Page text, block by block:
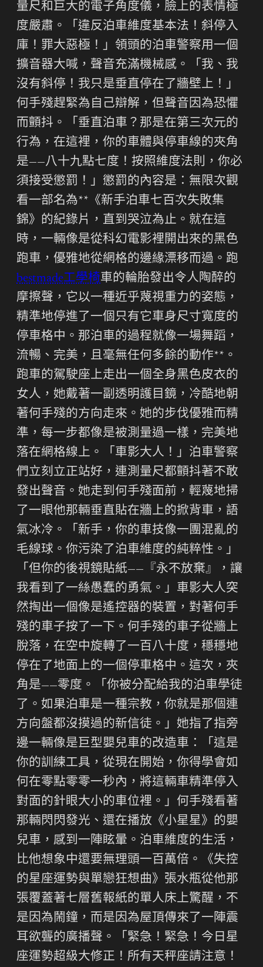
量尺和巨大的電子角度儀，臉上的表情極
度嚴肅。「違反泊車維度基本法！斜停入
庫！罪大惡極！」領頭的泊車警察用一個
擴音器大喊，聲音充滿機械感。「我、我
沒有斜停！我只是垂直停在了牆壁上！」
何手殘趕緊為自己辯解，但聲音因為恐懼
而顫抖。「垂直泊車？那是在第三次元的
行為，在這裡，你的車體與停車線的夾角
是——八十九點七度！按照維度法則，你必
須接受懲罰！」懲罰的內容是：無限次觀
看一部名為**《新手泊車七百次失敗集
錦》的紀錄片，直到哭泣為止。就在這
時，一輛像是從科幻電影裡開出來的黑色
跑車，優雅地從網格的邊緣漂移而過。跑
bestmade工學椅車的輪胎發出令人陶醉的
摩擦聲，它以一種近乎蔑視重力的姿態，
精準地停進了一個只有它車身尺寸寬度的
停車格中。那泊車的過程就像一場舞蹈，
流暢、完美，且毫無任何多餘的動作**。
跑車的駕駛座上走出一個全身黑色皮衣的
女人，她戴著一副透明護目鏡，冷酷地朝
著何手殘的方向走來。她的步伐優雅而精
準，每一步都像是被測量過一樣，完美地
落在網格線上。「車影大人！」泊車警察
們立刻立正站好，連測量尺都顫抖著不敢
發出聲音。她走到何手殘面前，輕蔑地掃
了一眼他那輛垂直貼在牆上的掀背車，語
氣冰冷。「新手，你的車技像一團混亂的
毛線球。你污染了泊車維度的純粹性。」
「但你的後視鏡貼紙——『永不放棄』，讓
我看到了一絲愚蠢的勇氣。」車影大人突
然掏出一個像是遙控器的裝置，對著何手
殘的車子按了一下。何手殘的車子從牆上
脫落，在空中旋轉了一百八十度，穩穩地
停在了地面上的一個停車格中。這次，夾
角是——零度。「你被分配給我的泊車學徒
了。如果泊車是一種宗教，你就是那個連
方向盤都沒摸過的新信徒。」她指了指旁
邊一輛像是巨型嬰兒車的改造車：「這是
你的訓練工具，從現在開始，你得學會如
何在零點零零一秒內，將這輛車精準停入
對面的針眼大小的車位裡。」何手殘看著
那輛閃閃發光、還在播放《小星星》的嬰
兒車，感到一陣眩暈。泊車維度的生活，
比他想象中還要無理頭一百萬倍。《失控
的星座運勢與單戀狂想曲》張水瓶從他那
張覆蓋著七層舊報紙的單人床上驚醒，不
是因為鬧鐘，而是因為屋頂傳來了一陣震
耳欲聾的廣播聲。「緊急！緊急！今日星
座運勢超級大修正！所有天秤座請注意！